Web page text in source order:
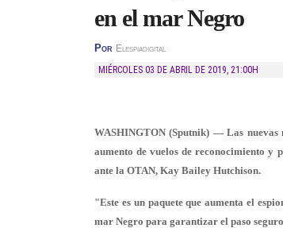
en el mar Negro
Por Elespiadigital
MIÉRCOLES 03 DE ABRIL DE 2019, 21:00H
WASHINGTON (Sputnik) — Las nuevas
aumento de vuelos de reconocimiento y
ante la OTAN, Kay Bailey Hutchison.
"Este es un paquete que aumenta el
mar Negro para garantizar el paso